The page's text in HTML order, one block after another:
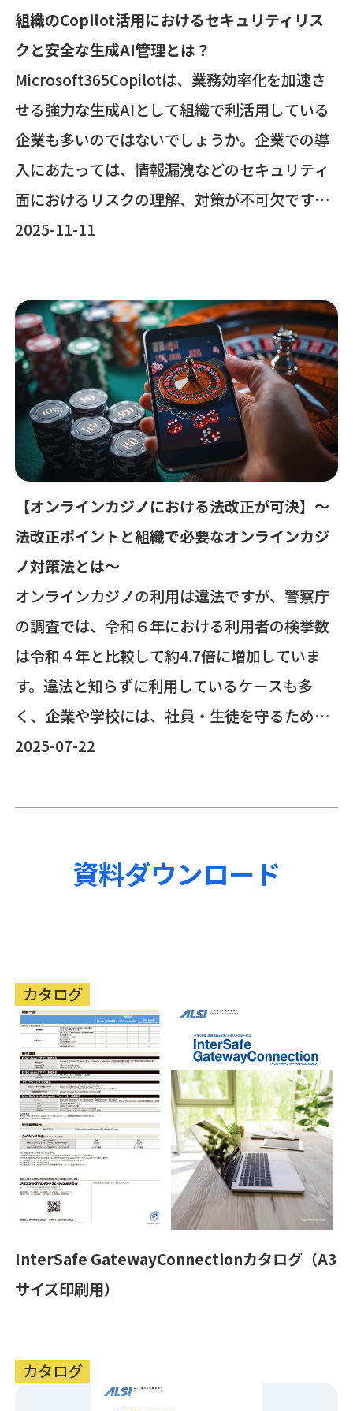
組織のCopilot活用におけるセキュリティリス
クと安全な生成AI管理とは？
Microsoft365Copilotは、業務効率化を加速さ
せる強力な生成AIとして組織で利活用している
企業も多いのではないでしょうか。企業での導
入にあたっては、情報漏洩などのセキュリティ
面におけるリスクの理解、対策が不可欠です。
本記事では、法人向けのMicrosoft365Copilot
説します。
2025-11-11
【オンラインカジノにおける法改正が可決】～
法改正ポイントと組織で必要なオンラインカジ
ノ対策法とは〜
オンラインカジノの利用は違法ですが、警察庁
の調査では、令和６年における利用者の検挙数
は令和４年と比較して約4.7倍に増加していま
す。違法と知らずに利用しているケースも多
く、企業や学校には、社員・生徒を守るための
対応が求められています。こうした状況を受け
基本法」が改正され、オンラインカジノの広告
ブログでは、オンラインカジノのリスク、法改
正のポイント、そして組織でできる対策につい
2025-07-22
資料ダウンロード
カタログ
InterSafe GatewayConnectionカタログ（A3
サイズ印刷用）
カタログ